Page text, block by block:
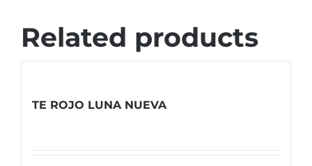
Related products
TE ROJO LUNA NUEVA